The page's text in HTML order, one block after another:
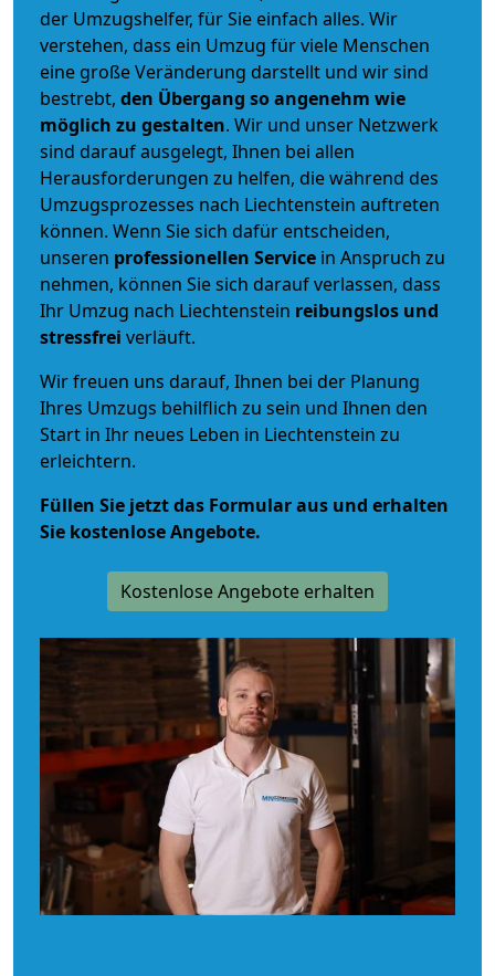
der Umzugshelfer, für Sie einfach alles. Wir
verstehen, dass ein Umzug für viele Menschen
eine große Veränderung darstellt und wir sind
bestrebt, den Übergang so angenehm wie
möglich zu gestalten. Wir und unser Netzwerk
sind darauf ausgelegt, Ihnen bei allen
Herausforderungen zu helfen, die während des
Umzugsprozesses nach Liechtenstein auftreten
können. Wenn Sie sich dafür entscheiden,
unseren professionellen Service in Anspruch zu
nehmen, können Sie sich darauf verlassen, dass
Ihr Umzug nach Liechtenstein reibungslos und
stressfrei verläuft.
Wir freuen uns darauf, Ihnen bei der Planung
Ihres Umzugs behilflich zu sein und Ihnen den
Start in Ihr neues Leben in Liechtenstein zu
erleichtern.
Füllen Sie jetzt das Formular aus und erhalten
Sie kostenlose Angebote.
Kostenlose Angebote erhalten